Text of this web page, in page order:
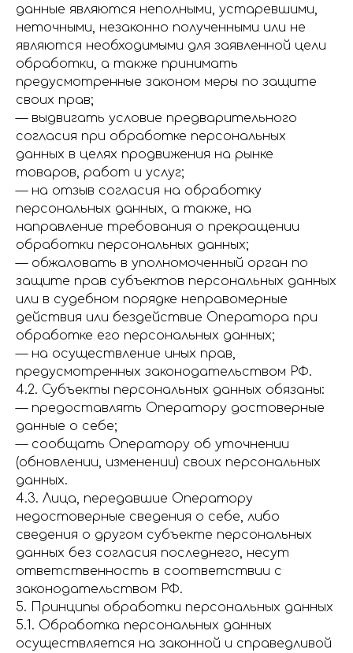
данные являются неполными, устаревшими,
неточными, незаконно полученными или не
являются необходимыми для заявленной цели
обработки, а также принимать
предусмотренные законом меры по защите
своих прав;
— выдвигать условие предварительного
согласия при обработке персональных
данных в целях продвижения на рынке
товаров, работ и услуг;
— на отзыв согласия на обработку
персональных данных, а также, на
направление требования о прекращении
обработки персональных данных;
— обжаловать в уполномоченный орган по
защите прав субъектов персональных данных
или в судебном порядке неправомерные
действия или бездействие Оператора при
обработке его персональных данных;
— на осуществление иных прав,
предусмотренных законодательством РФ.
4.2. Субъекты персональных данных обязаны:
— предоставлять Оператору достоверные
данные о себе;
— сообщать Оператору об уточнении
(обновлении, изменении) своих персональных
данных.
4.3. Лица, передавшие Оператору
недостоверные сведения о себе, либо
сведения о другом субъекте персональных
данных без согласия последнего, несут
ответственность в соответствии с
законодательством РФ.
5. Принципы обработки персональных данных
5.1. Обработка персональных данных
осуществляется на законной и справедливой